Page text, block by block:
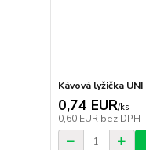
Kávová lyžička UNI
0,74 EUR/ks
0,60 EUR bez DPH